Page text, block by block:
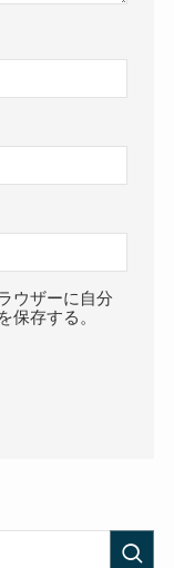
ウザーに自分
保存する。